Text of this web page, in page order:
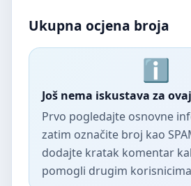
Ukupna ocjena broja
Još nema iskustava za
Prvo pogledajte osnovne
zatim označite broj kao
dodajte kratak komentar
pomogli drugim